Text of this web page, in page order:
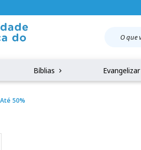
Bíblias Evangelizar
Até 50%